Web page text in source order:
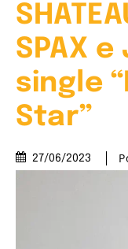
SPAX
single
Star”
27/06/2023